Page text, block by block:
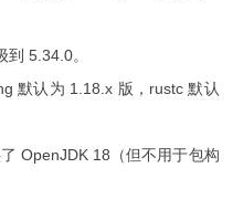
5.34.0。
默认为 1.18.x 版，rustc 默认
OpenJDK 18（但不用于包构